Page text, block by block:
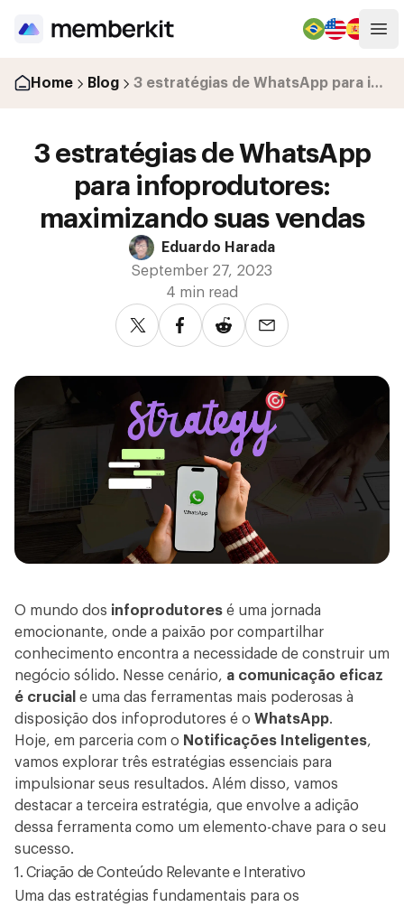
Home Blog 3 estratégias de WhatsApp para infoprodutores: maximizando suas vendas
3 estratégias de WhatsApp
para infoprodutores:
maximizando suas vendas
Eduardo Harada
September 27, 2023
4 min read
Share on Twitter
Share on Facebook
Share on Reddit
Share via email
O mundo dos infoprodutores é uma jornada
emocionante, onde a paixão por compartilhar
conhecimento encontra a necessidade de construir um
negócio sólido. Nesse cenário, a comunicação eficaz
é crucial e uma das ferramentas mais poderosas à
disposição dos infoprodutores é o WhatsApp.
Hoje, em parceria com o Notificações Inteligentes,
vamos explorar três estratégias essenciais para
impulsionar seus resultados. Além disso, vamos
destacar a terceira estratégia, que envolve a adição
dessa ferramenta como um elemento-chave para o seu
sucesso.
1. Criação de Conteúdo Relevante e Interativo
Uma das estratégias fundamentais para os